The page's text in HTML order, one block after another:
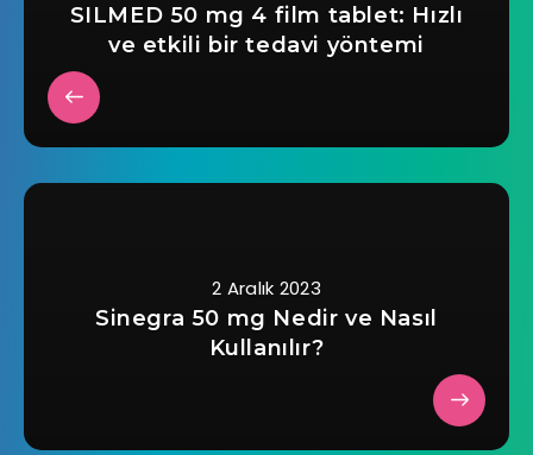
SILMED 50 mg 4 film tablet: Hızlı
ve etkili bir tedavi yöntemi
2 Aralık 2023
Sinegra 50 mg Nedir ve Nasıl
Kullanılır?